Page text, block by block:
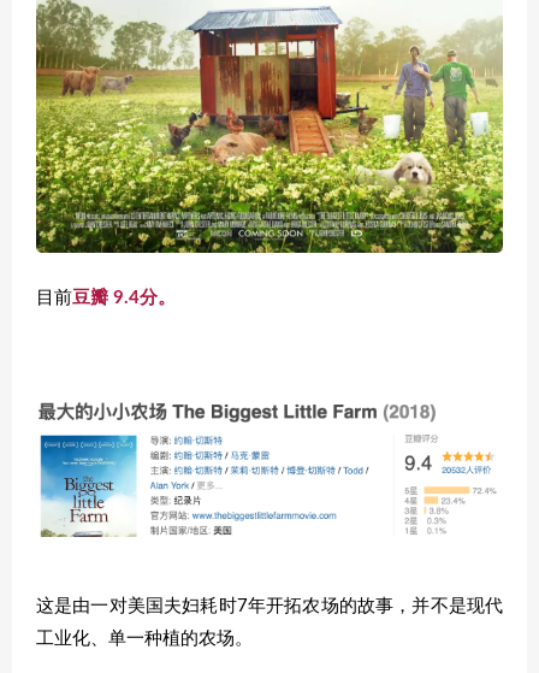
目前豆瓣 9.4分。
这是由一对美国夫妇耗时7年开拓农场的故事，并不是现代
工业化、单一种植的农场。